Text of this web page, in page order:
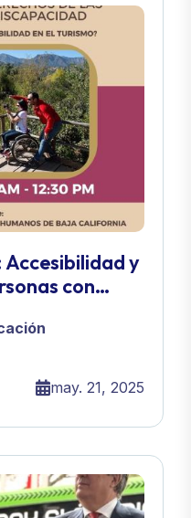
y
con
may. 21, 2025